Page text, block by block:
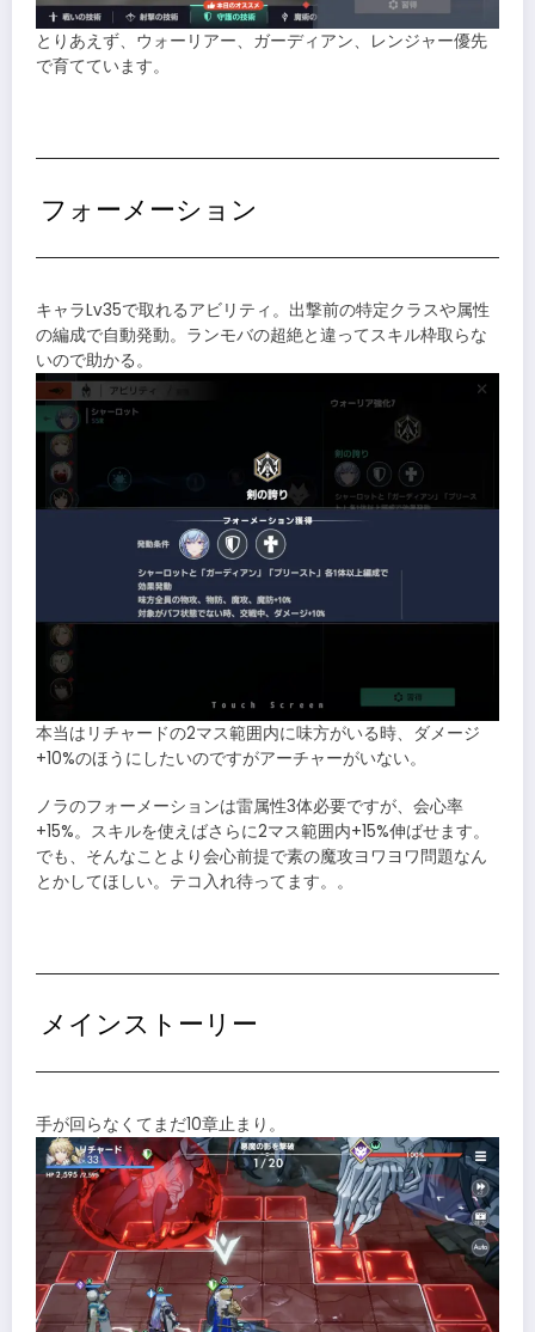
とりあえず、ウォーリアー、ガーディアン、レンジャー優先
で育てています。
フォーメーション
キャラLv35で取れるアビリティ。出撃前の特定クラスや属性
の編成で自動発動。ランモバの超絶と違ってスキル枠取らな
いので助かる。
本当はリチャードの2マス範囲内に味方がいる時、ダメージ
+10%のほうにしたいのですがアーチャーがいない。
ノラのフォーメーションは雷属性3体必要ですが、会心率
+15%。スキルを使えばさらに2マス範囲内+15%伸ばせます。
でも、そんなことより会心前提で素の魔攻ヨワヨワ問題なん
とかしてほしい。テコ入れ待ってます。。
メインストーリー
手が回らなくてまだ10章止まり。